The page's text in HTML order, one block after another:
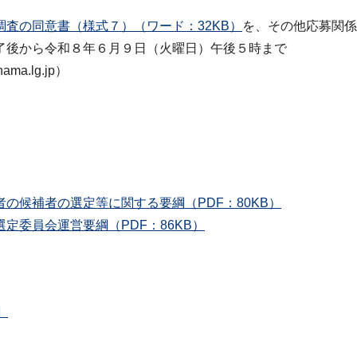
の同意書（様式７）（ワード：32KB）
を、その他応募関
から令和８年６月９日（火曜日）午後５時まで
）
候補者の選定等に関する要綱（PDF：80KB）
委員会運営要綱（PDF：86KB）